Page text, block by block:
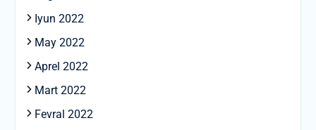
Iyun 2022
May 2022
Aprel 2022
Mart 2022
Fevral 2022